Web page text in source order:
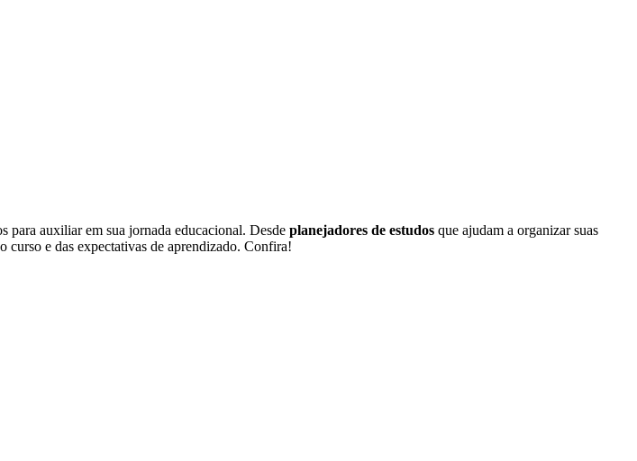
para auxiliar em sua jornada educacional. Desde planejadores de estudos que ajudam a organizar suas
curso e das expectativas de aprendizado. Confira!